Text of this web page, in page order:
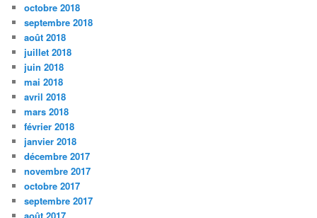
octobre 2018
septembre 2018
août 2018
juillet 2018
juin 2018
mai 2018
avril 2018
mars 2018
février 2018
janvier 2018
décembre 2017
novembre 2017
octobre 2017
septembre 2017